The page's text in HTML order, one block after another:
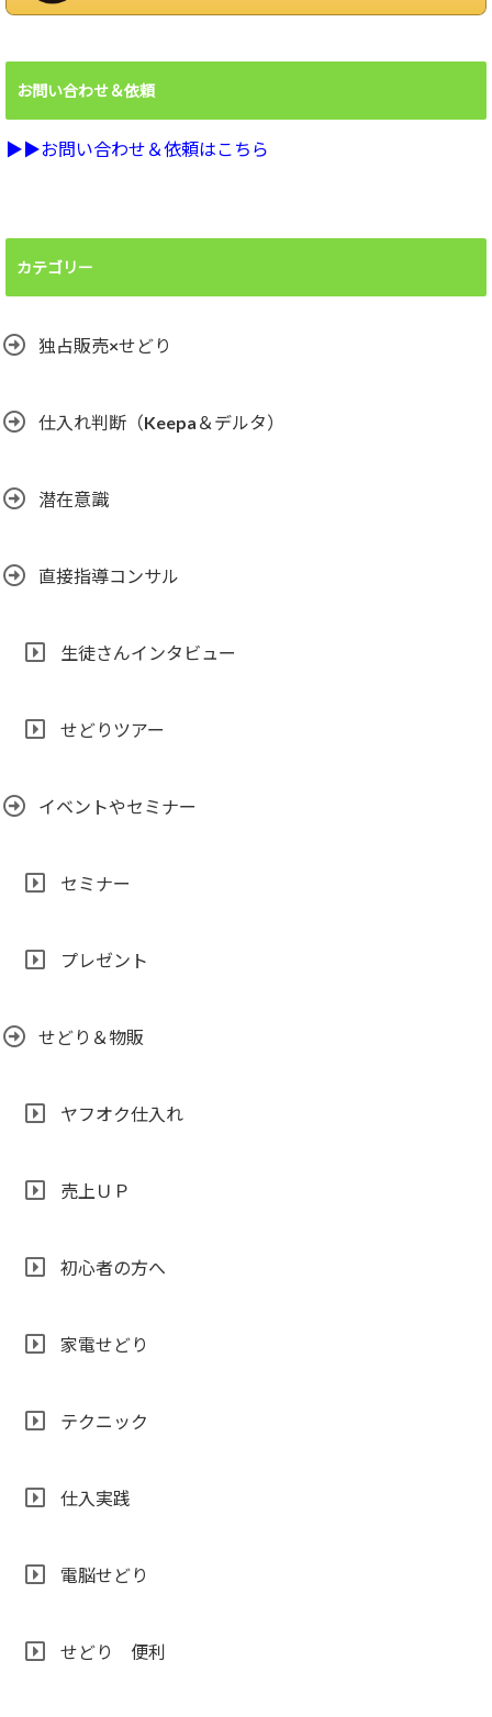
お問い合わせ＆依頼
▶︎▶︎お問い合わせ＆依頼はこちら
カテゴリー
独占販売×せどり
仕入れ判断（Keepa＆デルタ）
潜在意識
直接指導コンサル
生徒さんインタビュー
せどりツアー
イベントやセミナー
セミナー
プレゼント
せどり＆物販
ヤフオク仕入れ
売上ＵＰ
初心者の方へ
家電せどり
テクニック
仕入実践
電脳せどり
せどり 便利